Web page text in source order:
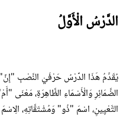
الدَّرْسُ الْأَوَّلُ
يُقَدِّمُ هَذَا الدَّرْسُ حَرْفَيْ النَّصْبِ "إِنَّ"
الضَّمَائِرِ وَالْأَسْمَاءِ الظَّاهِرَةِ، مَعْنَى
التَّعْيِينِ، اسْمَ "ذُو" وَمُشْتَقَّاتِهِ،